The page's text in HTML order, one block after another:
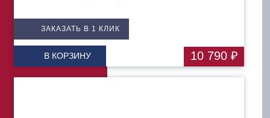
ЗАКАЗАТЬ В 1 КЛИК
В КОРЗИНУ 10 790 ₽